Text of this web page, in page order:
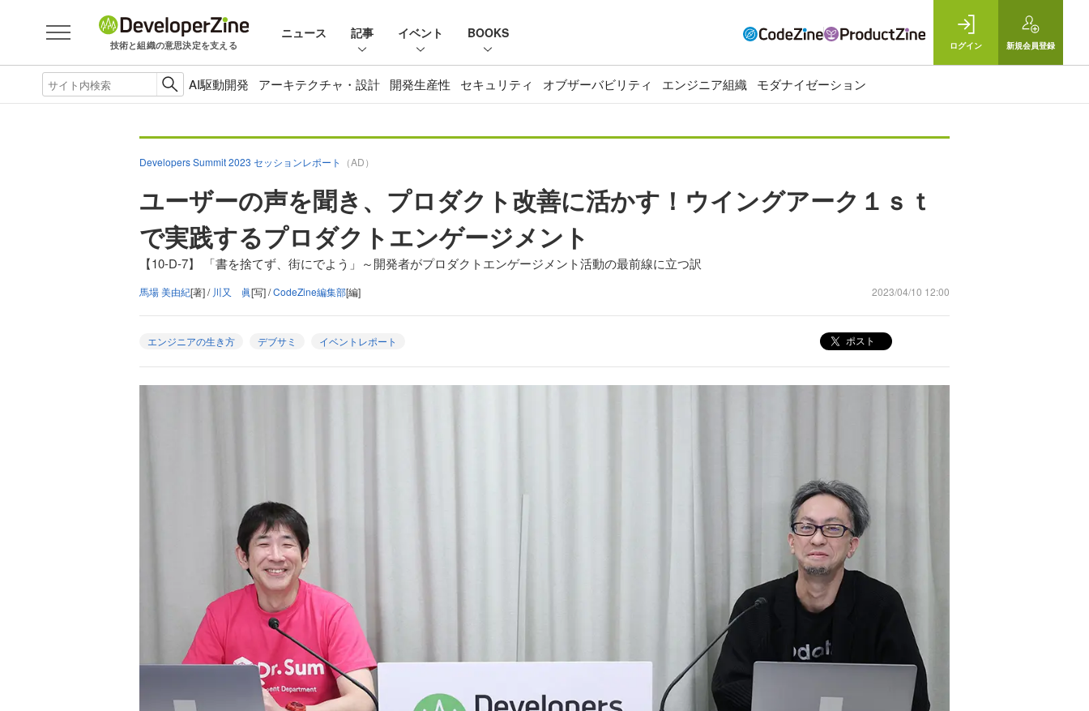
技術と組織の意思決定を支える
ニュース 記事 イベント BOOKS
ログイン 新規会員登録
AI駆動開発 アーキテクチャ・設計 開発生産性 セキュリティ オブザーバビリティ エンジニア組織 モダナイゼーション
Developers Summit 2023 セッションレポート （AD）
ユーザーの声を聞き、プロダクト改善に活かす！ウイングアーク１ｓｔ
で実践するプロダクトエンゲージメント
【10-D-7】 「書を捨てず、街にでよう」～開発者がプロダクトエンゲージメント活動の最前線に立つ訳
馬場 美由紀[著] / 川又 眞[写] /CodeZine編集部[編] 2023/04/10 12:00
エンジニアの生き方 デブサミ イベントレポート ポスト